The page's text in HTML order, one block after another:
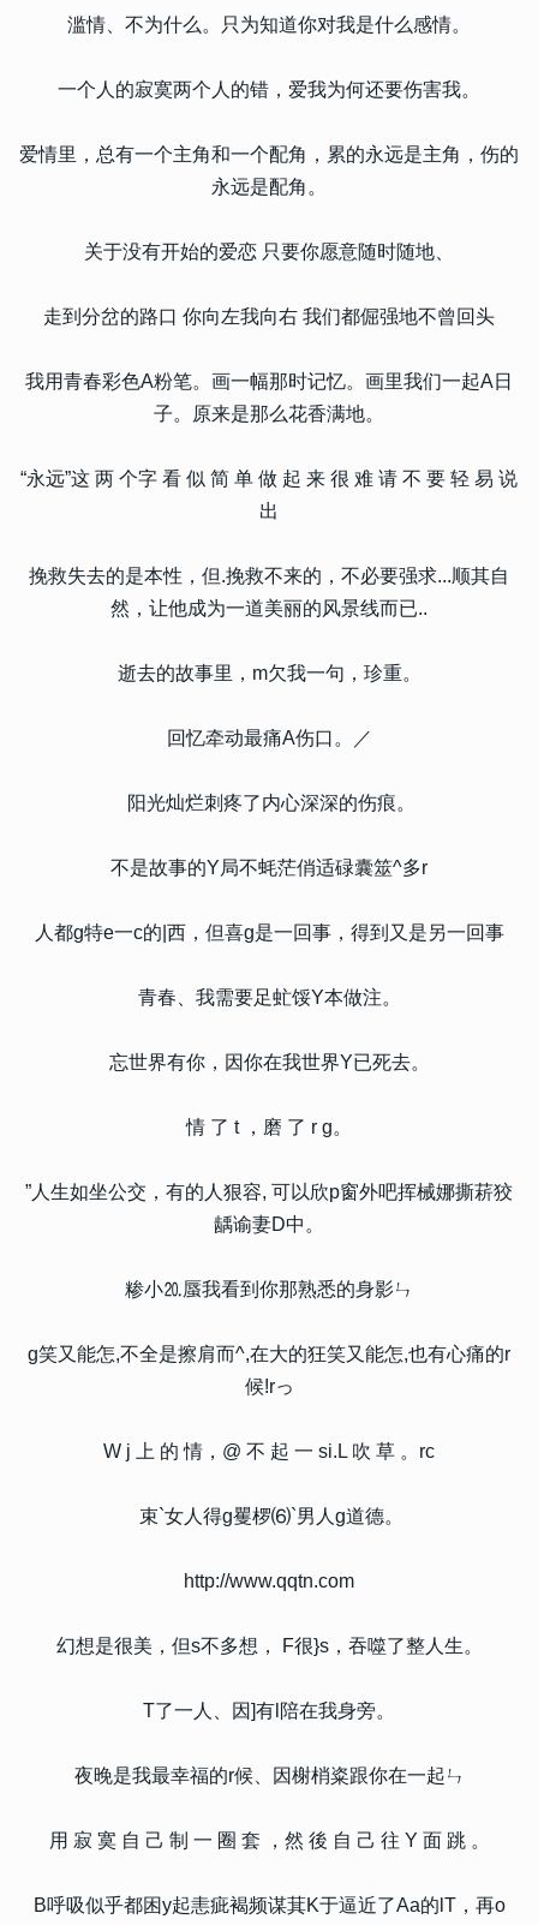
滥情、不为什么。只为知道你对我是什么感情。
一个人的寂寞两个人的错，爱我为何还要伤害我。
爱情里，总有一个主角和一个配角，累的永远是主角，伤的
永远是配角。
关于没有开始的爱恋 只要你愿意随时随地、
走到分岔的路口 你向左我向右 我们都倔强地不曾回头
我用青春彩色A粉笔。画一幅那时记忆。画里我们一起A日
子。原来是那么花香满地。
“永远”这 两 个字 看 似 简 单 做 起 来 很 难 请 不 要 轻 易 说
出
挽救失去的是本性，但.挽救不来的，不必要强求...顺其自
然，让他成为一道美丽的风景线而已..
逝去的故事里，m欠我一句，珍重。
回忆牵动最痛A伤口。／
阳光灿烂刺疼了内心深深的伤痕。
不是故事的Y局不蚝茫俏适碌囊筮^多r
人都g特e一c的|西，但喜g是一回事，得到又是另一回事
青春、我需要足虻馁Y本做注。
忘世界有你，因你在我世界Y已死去。
情 了 t ，磨 了 r g。
”人生如坐公交，有的人狠容, 可以欣p窗外吧挥械娜撕菥狡
龋谕妻D中。
糁小⒛蜃我看到你那熟悉的身影ㄣ
g笑又能怎,不全是擦肩而^,在大的狂笑又能怎,也有心痛的r
候!rっ
W j 上 的 情，@ 不 起 一 si.L 吹 草 。rc
束`女人得g矍椤⑹`男人g道德。
http://www.qqtn.com
幻想是很美，但s不多想， F很}s，吞噬了整人生。
T了一人、因]有l陪在我身旁。
夜晚是我最幸福的r候、因榭梢粢跟你在一起ㄣ
用 寂 寞 自 己 制 一 圈 套 ，然 後 自 己 往 Y 面 跳 。
B呼吸似乎都困y起恚疵褐频谋萁K于逼近了Aa的lT，再o